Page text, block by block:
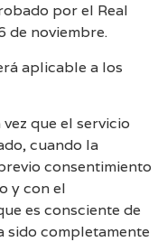
por el Real
de noviembre.
aplicable a los
que el servicio
cuando la
consentimiento
y con el
es consciente de
sido completamente